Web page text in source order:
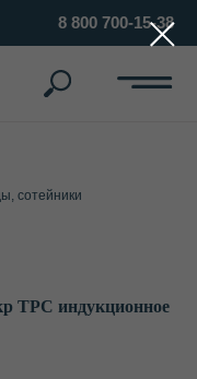
сотейники
ТРС индукционное